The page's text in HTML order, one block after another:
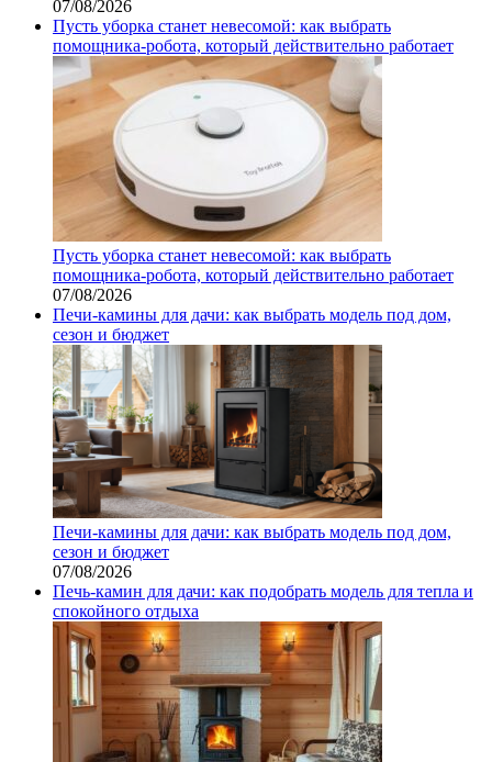
07/08/2026
Пусть уборка станет невесомой: как выбрать
помощника‑робота, который действительно работает
Пусть уборка станет невесомой: как выбрать
помощника‑робота, который действительно работает
07/08/2026
Печи-камины для дачи: как выбрать модель под дом,
сезон и бюджет
Печи-камины для дачи: как выбрать модель под дом,
сезон и бюджет
07/08/2026
Печь-камин для дачи: как подобрать модель для тепла и
спокойного отдыха